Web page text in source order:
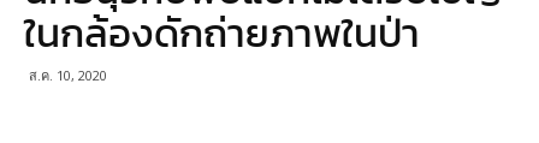
ในกล้องดักถ่ายภาพในป่า
ส.ค. 10, 2020